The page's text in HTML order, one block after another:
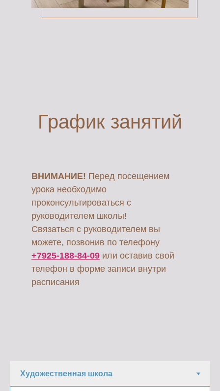
График занятий
ВНИМАНИЕ! Перед посещением
урока необходимо
проконсультироваться с
руководителем школы!
Связаться с руководителем вы
можете, позвонив по телефону
+7925-188-84-09 или оставив свой
телефон в форме записи внутри
расписания